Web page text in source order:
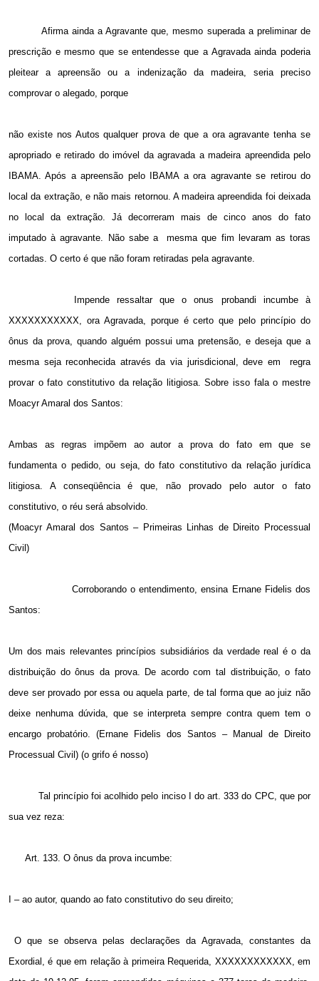
Afirma ainda a Agravante que, mesmo superada a preliminar de
prescrição e mesmo que se entendesse que a Agravada ainda poderia
pleitear a apreensão ou a indenização da madeira, seria preciso
comprovar o alegado, porque
não existe nos Autos qualquer prova de que a ora agravante tenha se
apropriado e retirado do imóvel da agravada a madeira apreendida pelo
IBAMA. Após a apreensão pelo IBAMA a ora agravante se retirou do
local da extração, e não mais retornou. A madeira apreendida foi deixada
no local da extração. Já decorreram mais de cinco anos do fato
imputado à agravante. Não sabe a
mesma que fim levaram as toras
cortadas. O certo é que não foram retiradas pela agravante.
Impende ressaltar que o onus probandi incumbe à
XXXXXXXXXXX, ora Agravada, porque é certo que pelo princípio do
ônus da prova, quando alguém possui uma pretensão, e deseja que a
mesma seja reconhecida através da via jurisdicional, deve em
regra
provar o fato constitutivo da relação litigiosa. Sobre isso fala o mestre
Moacyr Amaral dos Santos:
Ambas as regras impõem ao autor a prova do fato em que se
fundamenta o pedido, ou seja, do fato constitutivo da relação jurídica
litigiosa. A conseqüência é que, não provado pelo autor o fato
constitutivo, o réu será absolvido.
(Moacyr Amaral dos Santos – Primeiras Linhas de Direito Processual
Civil)
Corroborando o entendimento, ensina Ernane Fidelis dos
Santos:
Um dos mais relevantes princípios subsidiários da verdade real é o da
distribuição do ônus da prova. De acordo com tal distribuição, o fato
deve ser provado por essa ou aquela parte, de tal forma que ao juiz não
deixe nenhuma dúvida, que se interpreta sempre contra quem tem o
encargo probatório. (Ernane Fidelis dos Santos – Manual de Direito
Processual Civil) (o grifo é nosso)
Tal princípio foi acolhido pelo inciso I do art. 333 do CPC, que por
sua vez reza:
Art. 133. O ônus da prova incumbe:
I – ao autor, quando ao fato constitutivo do seu direito;
O que se observa pelas declarações da Agravada, constantes da
Exordial, é que em relação à primeira Requerida, XXXXXXXXXXXX, em